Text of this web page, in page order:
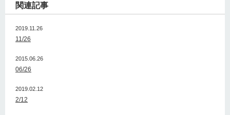
関連記事
2019.11.26
11/26
2015.06.26
06/26
2019.02.12
2/12